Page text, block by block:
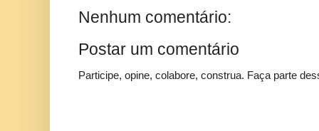
Nenhum comentário:
Postar um comentário
Participe, opine, colabore, construa. Faça parte